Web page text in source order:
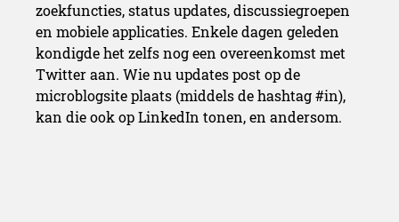
zoekfuncties, status updates, discussiegroepen
en mobiele applicaties. Enkele dagen geleden
kondigde het zelfs nog een overeenkomst met
Twitter aan. Wie nu updates post op de
microblogsite plaats (middels de hashtag #in),
kan die ook op LinkedIn tonen, en andersom.